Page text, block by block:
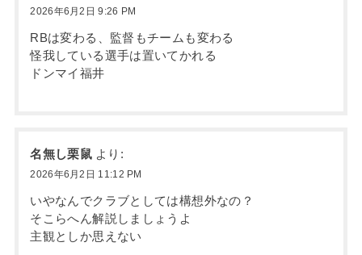
2026年6月2日 9:26 PM
RBは変わる、監督もチームも変わる
怪我している選手は置いてかれる
ドンマイ福井
名無し栗鼠 より:
2026年6月2日 11:12 PM
いやなんでクラブとしては構想外なの？
そこらへん解説しましょうよ
主観としか思えない